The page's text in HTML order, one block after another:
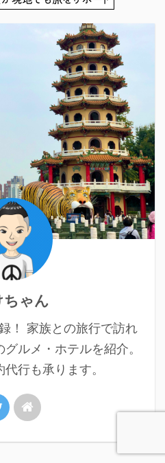
ちゃん
！ 家族との旅行で訪れ
ルメ・ホテルを紹介。
行も承ります。